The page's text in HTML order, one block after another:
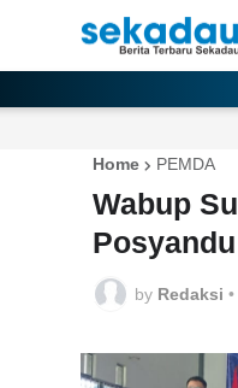
Home PEMDA
Wabup
by Redaksi •